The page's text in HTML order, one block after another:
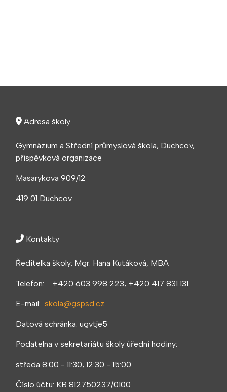
Adresa školy
Gymnázium a Střední průmyslová škola, Duchcov,
příspěvková organizace
Masarykova 909/12
419 01 Duchcov
Kontakty
Ředitelka školy: Mgr. Hana Kutáková, MBA
Telefon: +420 603 998 223, +420 417 831 131
E-mail: skola@gspsd.cz
Datová schránka: ugvtje5
Podatelna v sekretariátu školy úřední hodiny:
středa 8:00 - 11:30, 12:30 - 15:00
Číslo účtu: KB 812750237/0100